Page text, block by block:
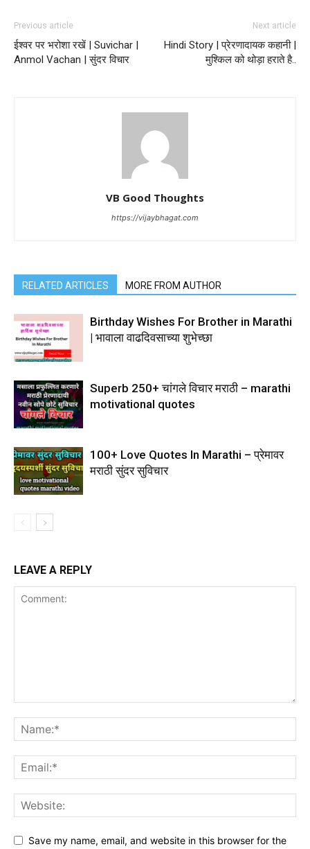
Previous article
ईश्वर पर भरोशा रखें | Suvichar |
Anmol Vachan | सुंदर विचार
Next article
Hindi Story | प्रेरणादायक कहानी |
मुश्किल को थोड़ा हराते है..
VB Good Thoughts
https://vijaybhagat.com
RELATED ARTICLES MORE FROM AUTHOR
Birthday Wishes For Brother in Marathi
| भावाला वाढदिवसाच्या शुभेच्छा
Superb 250+ चांगले विचार मराठी – marathi
motivational quotes
100+ Love Quotes In Marathi – प्रेमावर
मराठी सुंदर सुविचार
LEAVE A REPLY
Save my name, email, and website in this browser for the